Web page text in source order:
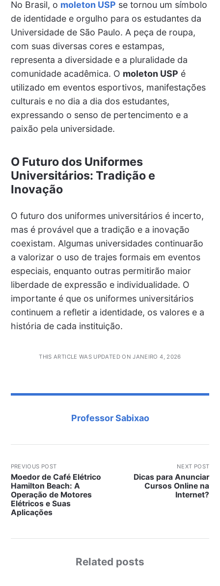
No Brasil, o moleton USP se tornou um símbolo
de identidade e orgulho para os estudantes da
Universidade de São Paulo. A peça de roupa,
com suas diversas cores e estampas,
representa a diversidade e a pluralidade da
comunidade acadêmica. O moleton USP é
utilizado em eventos esportivos, manifestações
culturais e no dia a dia dos estudantes,
expressando o senso de pertencimento e a
paixão pela universidade.
O Futuro dos Uniformes
Universitários: Tradição e
Inovação
O futuro dos uniformes universitários é incerto,
mas é provável que a tradição e a inovação
coexistam. Algumas universidades continuarão
a valorizar o uso de trajes formais em eventos
especiais, enquanto outras permitirão maior
liberdade de expressão e individualidade. O
importante é que os uniformes universitários
continuem a refletir a identidade, os valores e a
história de cada instituição.
THIS ARTICLE WAS UPDATED ON JANEIRO 4, 2026
Professor Sabixao
PREVIOUS POST
Moedor de Café Elétrico
Hamilton Beach: A
Operação de Motores
Elétricos e Suas
Aplicações
NEXT POST
Dicas para Anunciar
Cursos Online na
Internet?
Related posts